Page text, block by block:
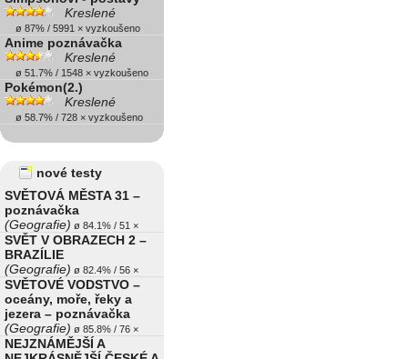
Kreslené
ø 87% / 5991 × vyzkoušeno
Anime poznávačka
Kreslené
ø 51.7% / 1548 × vyzkoušeno
Pokémon(2.)
Kreslené
ø 58.7% / 728 × vyzkoušeno
nové testy
SVĚTOVÁ MĚSTA 31 –
poznávačka
(Geografie) ø 84.1% / 51 ×
SVĚT V OBRAZECH 2 –
BRAZÍLIE
(Geografie) ø 82.4% / 56 ×
SVĚTOVÉ VODSTVO –
oceány, moře, řeky a
jezera – poznávačka
(Geografie) ø 85.8% / 76 ×
NEJZNÁMĚJŠÍ A